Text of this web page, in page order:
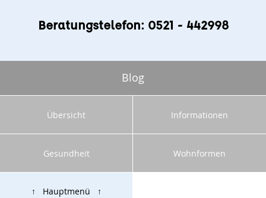
Beratungstelefon: 0521 - 442998
Blog
Übersicht Informationen
Gesundheit Wohnformen
↑ Hauptmenü ↑